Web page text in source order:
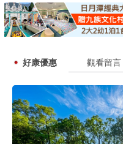
好康優惠 觀看留言